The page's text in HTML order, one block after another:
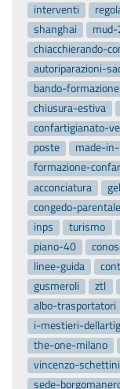
interventi
shanghai
chiacchierando-
autoriparazioni-
bando-
chiusura-estiva
confartigianato-
poste
made-
formazione-
acconciatura
congedo-parentale
inps
turismo
piano-40
linee-guida
gusmeroli
ztl
albo-trasportatori
i-mestieri-
the-one-milano
vincenzo-schettini
sede-